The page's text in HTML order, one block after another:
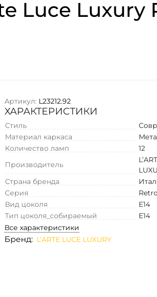
Luce Luxury
Артикул: L23212.92
ХАРАКТЕРИСТИКИ
Стиль
Материал каркаса
Количество ламп
12
Производитель
Страна бренда
Серия
Вид цоколя
E14
Тип цоколя_собираемый
E14
Все характеристики
Бренд: L’ARTE LUCE LUXURY